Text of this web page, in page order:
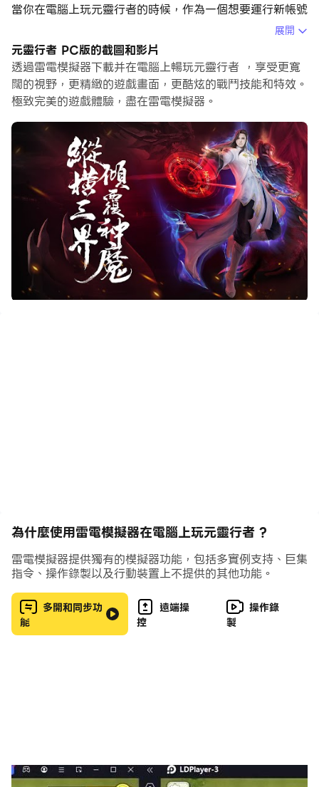
當你在電腦上玩元靈行者的時候，作為一個想要運行新帳號
的初始玩家，多開和同步器功能對於首抽是非常有用的。你
可以使用他們去複製多個模擬器然後開始同步過程。綁定您
的帳號直到您抽到喜歡的英雄。
此外，操作錄製對於那些需要你升級和完成任務的遊戲是一
複主實例的操作。通過這樣做，您可以同時執行2個或更多
的帳戶。你可以總在其他人之前得到你想要的英雄！這要歸
功於更快的刷初始和更省時的召喚！現在就開始在電腦上下
載和玩元靈行者吧！
《元靈行者》是以《山海經》等著述為遊戲世界基本架構，
以上古蠻荒為背景的大型3D玄幻角色扮演手機網絡遊戲。
在此版本我們加入了兩名高強輸出新角色：近戰輸出【魔
僧】、遠戰輸出【天師】！還原最真實的仙俠MMO，輕鬆
娛樂日常，暢快高爆戰鬥。
領紅包，暢任遊玩！
【跨服交互.為了部落】
萬人戰場，千種武學熱血激戰幻彩絕倫。還原仙俠祕境超高
真實質感，與好友攜手決戰，多種跨服歷練，為了部落為了
自己，仙魔爭霸主宰萬疆！
【職業專屬.自由輪轉】
展開
元靈行者 PC版的截圖和影片
透過雷電模擬器下載并在電腦上暢玩元靈行者 ，享受更寬
闊的視野，更精緻的遊戲畫面，更酷炫的戰鬥技能和特效。
極致完美的遊戲體驗，盡在雷電模擬器。
為什麼使用雷電模擬器在電腦上玩元靈行者 ?
雷電模擬器提供獨有的模擬器功能，包括多實例支持、巨集
指令、操作錄製以及行動裝置上不提供的其他功能。
多開和同步功
能
遠端操
控
操作錄
製